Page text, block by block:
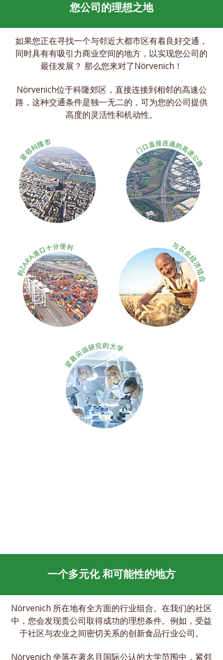
您公司的理想之地
如果您正在寻找一个与邻近大都市区有着良好交通，
同时具有有吸引力商业空间的地方，以实现您公司的
最佳发展？ 那么您来对了Nörvenich！
Nörvenich位于科隆郊区，直接连接到相邻的高速公
路，这种交通条件是独一无二的，可为您的公司提供
高度的灵活性和机动性。
一个多元化 和可能性的地方
Nörvenich 所在地有全方面的行业组合。在我们的社区
中，您会发现贵公司取得成功的理想条件。例如，受益
于社区与农业之间密切关系的创新食品行业公司。
Nörvenich 坐落在著名且国际公认的大学范围中，紧邻